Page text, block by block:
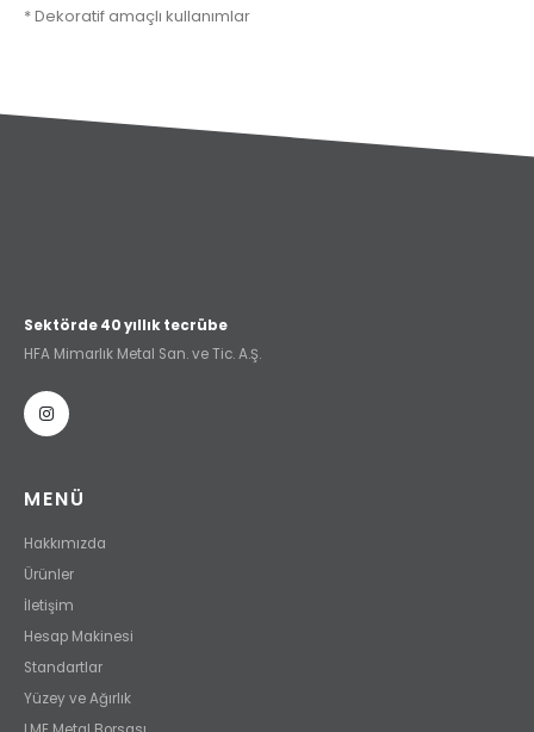
* Dekoratif amaçlı kullanımlar
Sektörde 40 yıllık tecrübe
HFA Mimarlık Metal San. ve Tic. A.Ş.
MENÜ
Hakkımızda
Ürünler
İletişim
Hesap Makinesi
Standartlar
Yüzey ve Ağırlık